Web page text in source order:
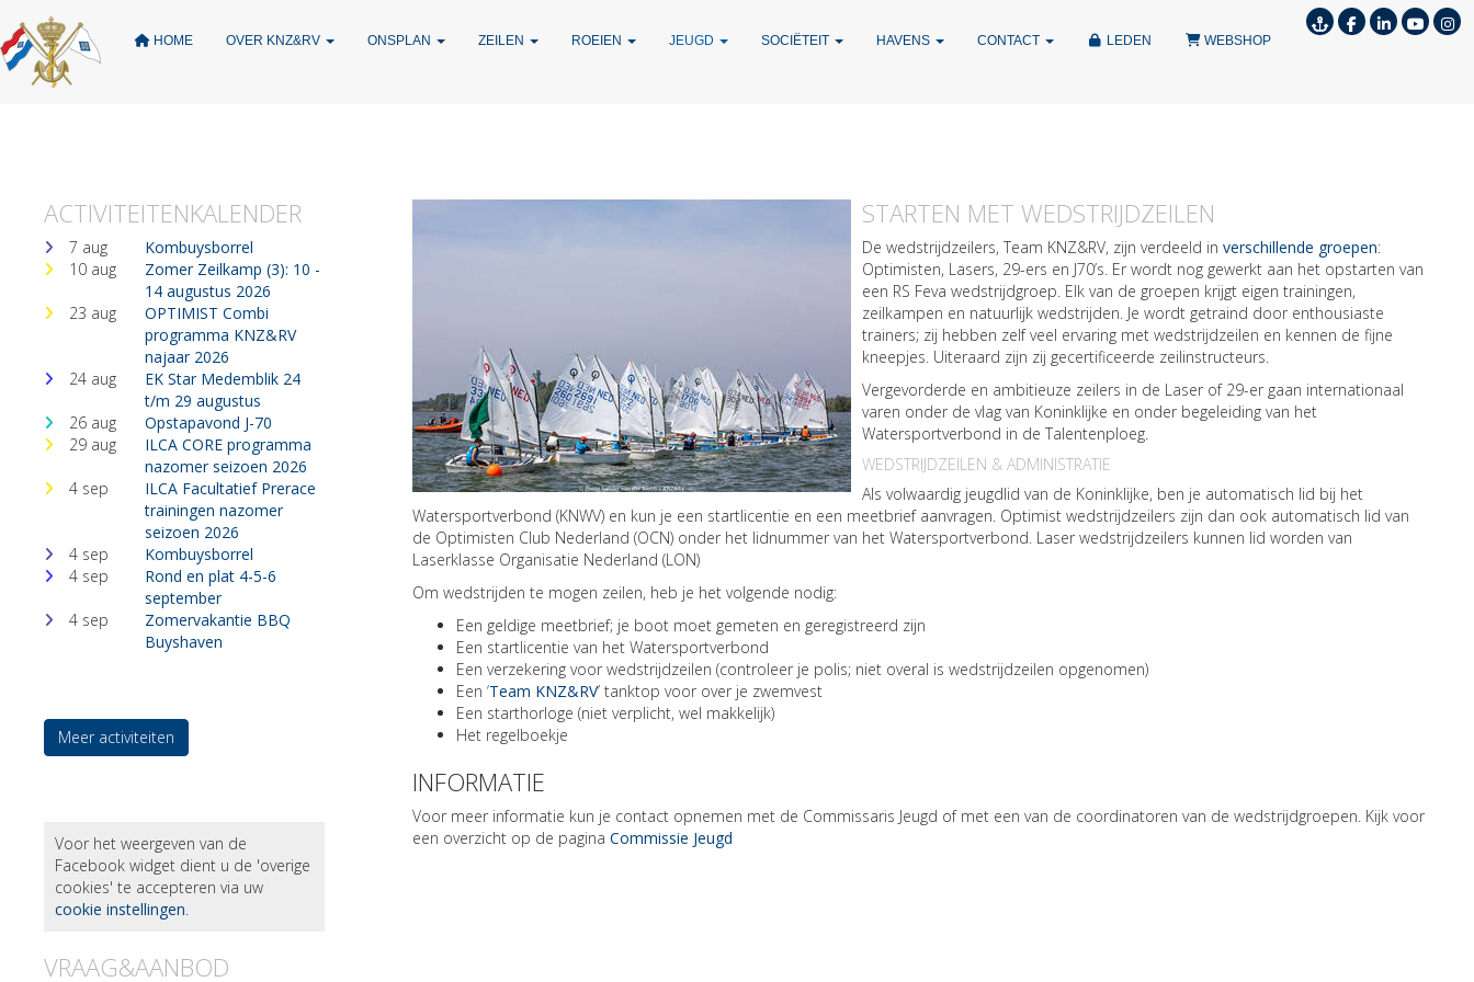
HOME OVER KNZ&RV ONSPLAN ZEILEN ROEIEN JEUGD SOCIËTEIT HAVENS CONTACT LEDEN WEBSHOP
ACTIVITEITENKALENDER
7 aug
Kombuysborrel
10 aug
Zomer Zeilkamp (3): 10 -
14 augustus 2026
23 aug
OPTIMIST Combi
programma KNZ&RV
najaar 2026
24 aug
EK Star Medemblik 24
t/m 29 augustus
26 aug
Opstapavond J-70
29 aug
ILCA CORE programma
nazomer seizoen 2026
4 sep
ILCA Facultatief Prerace
trainingen nazomer
seizoen 2026
4 sep
Kombuysborrel
4 sep
Rond en plat 4-5-6
september
4 sep
Zomervakantie BBQ
Buyshaven
Meer activiteiten
Voor het weergeven van de
Facebook widget dient u de 'overige
cookies' te accepteren via uw
cookie instellingen.
VRAAG&AANBOD
STARTEN MET WEDSTRIJDZEILEN
De wedstrijdzeilers, Team KNZ&RV, zijn verdeeld in verschillende groepen:
Optimisten, Lasers, 29-ers en J70’s. Er wordt nog gewerkt aan het opstarten van
een RS Feva wedstrijdgroep. Elk van de groepen krijgt eigen trainingen,
zeilkampen en natuurlijk wedstrijden. Je wordt getraind door enthousiaste
trainers; zij hebben zelf veel ervaring met wedstrijdzeilen en kennen de fijne
kneepjes. Uiteraard zijn zij gecertificeerde zeilinstructeurs.
Vergevorderde en ambitieuze zeilers in de Laser of 29-er gaan internationaal
varen onder de vlag van Koninklijke en onder begeleiding van het
Watersportverbond in de Talentenploeg.
WEDSTRIJDZEILEN & ADMINISTRATIE
Als volwaardig jeugdlid van de Koninklijke, ben je automatisch lid bij het
Watersportverbond (KNWV) en kun je een startlicentie en een meetbrief aanvragen. Optimist wedstrijdzeilers zijn dan ook automatisch lid van
de Optimisten Club Nederland (OCN) onder het lidnummer van het Watersportverbond. Laser wedstrijdzeilers kunnen lid worden van
Laserklasse Organisatie Nederland (LON)
Om wedstrijden te mogen zeilen, heb je het volgende nodig:
Een geldige meetbrief; je boot moet gemeten en geregistreerd zijn
Een startlicentie van het Watersportverbond
Een verzekering voor wedstrijdzeilen (controleer je polis; niet overal is wedstrijdzeilen opgenomen)
Een ‘Team KNZ&RV’ tanktop voor over je zwemvest
Een starthorloge (niet verplicht, wel makkelijk)
Het regelboekje
INFORMATIE
Voor meer informatie kun je contact opnemen met de Commissaris Jeugd of met een van de coordinatoren van de wedstrijdgroepen. Kijk voor
een overzicht op de pagina Commissie Jeugd